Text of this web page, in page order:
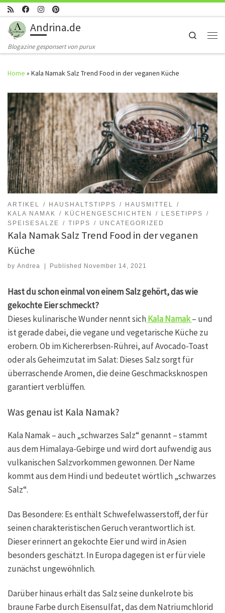
Skip to content
Andrina.de
Blogazine gesponsert von purux
Search
Home » Kala Namak Salz Trend Food in der veganen Küche
ARTIKEL HAUSHALTSTIPPS
HAUSMITTEL
KALA NAMAK
KÜCHENGESCHICHTEN
LESETIPPS
SPEISESALZE
TIPPS UNCATEGORIZED
Kala Namak Salz Trend Food in der veganen
Küche
by Andrea | Published November 14, 2021
Hast du schon einmal von einem Salz gehört, das wie
gekochte Eier schmeckt?
Dieses kulinarische Wunder nennt sichKala Namak– und
ist gerade dabei, die vegane und vegetarische Küche zu
erobern. Ob im Kichererbsen-Rührei, auf Avocado-Toast
oder als Geheimzutat im Salat: Dieses Salz sorgt für
überraschende Aromen, die deine Geschmacksknospen
garantiert verblüffen.
Was genau ist Kala Namak?
Kala Namak – auch „schwarzes Salz“ genannt – stammt
aus dem Himalaya-Gebirge und wird dort aufwendig aus
vulkanischen Salzvorkommen gewonnen. Der Name
kommt aus dem Hindi und bedeutet wörtlich „schwarzes
Salz“.
Das Besondere: Es enthält Schwefelwasserstoff, der für
seinen charakteristischen Geruch verantwortlich ist.
Dieser erinnert an gekochte Eier und wird in Asien
besonders geschätzt. In Europa dagegen ist er für viele
zunächst ungewöhnlich.
Darüber hinaus erhält das Salz seine dunkelrote bis
braune Farbe durch Eisensulfat, das dem Natriumchlorid